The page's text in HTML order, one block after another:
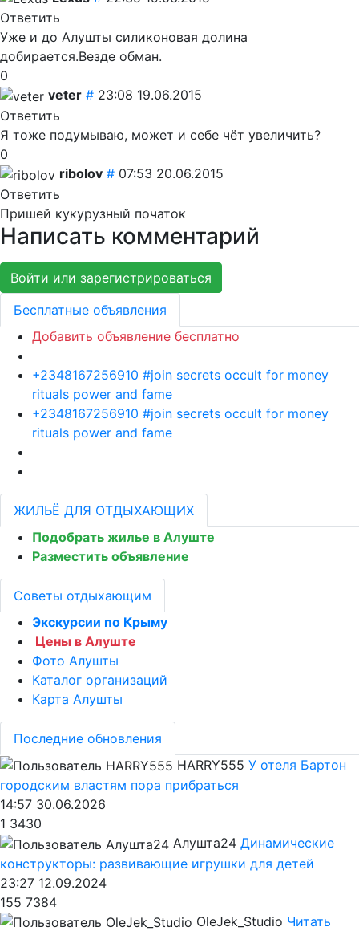
Ответить
Уже и до Алушты силиконовая долина
добирается.Везде обман.
0
veter # 23:08 19.06.2015
Ответить
Я тоже подумываю, может и себе чёт увеличить?
0
ribolov # 07:53 20.06.2015
Ответить
Пришей кукурузный початок
Написать комментарий
Войти или зарегистрироваться
Бесплатные объявления
Добавить объявление бесплатно
+2348167256910 #join secrets occult for money
rituals power and fame
+2348167256910 #join secrets occult for money
rituals power and fame
ЖИЛЬЁ ДЛЯ ОТДЫХАЮЩИХ
Подобрать жилье в Алуште
Разместить объявление
Советы отдыхающим
Экскурсии по Крыму
Цены в Алуште
Фото Алушты
Каталог организаций
Карта Алушты
Последние обновления
HARRY555 У отеля Бартон
городским властям пора прибраться
14:57 30.06.2026
1 3430
Алушта24 Динамические
конструкторы: развивающие игрушки для детей
23:27 12.09.2024
155 7384
OleJek_Studio Читать